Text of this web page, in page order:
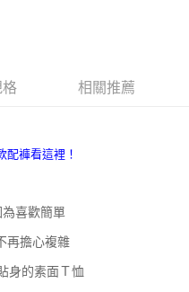
儲值。
訊中的連結，可透過四大超商／
視為交易完成。
，但若您需要取消訂單，請聯絡
仍視為有效，需透過AFTEE先享
運費
費
運費
格 相關推薦
喜歡簡單
再擔心複雜
身的素面Ｔ恤